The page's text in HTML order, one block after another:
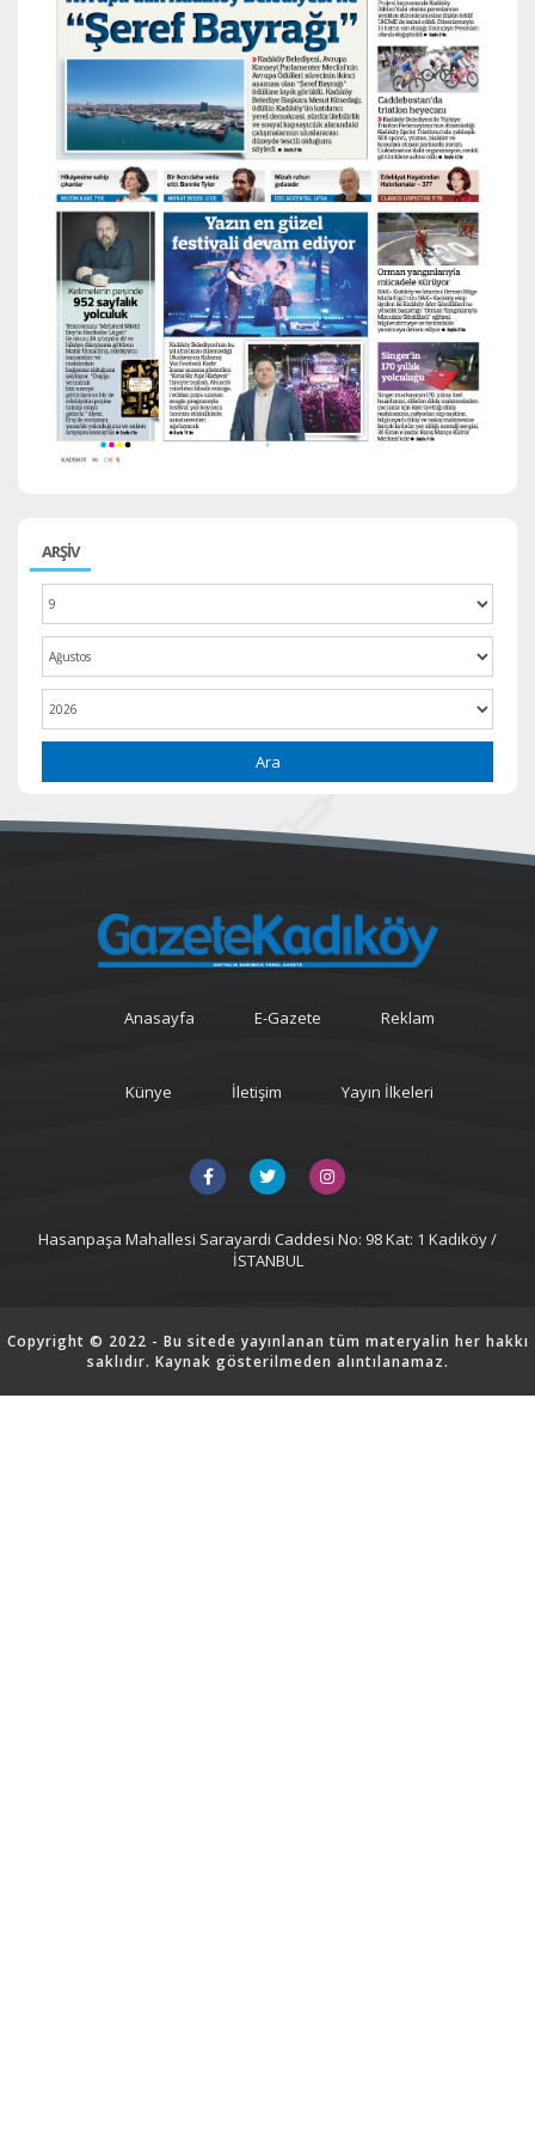
ARŞİV
Ara
Anasayfa E-Gazete Reklam
Künye İletişim Yayın İlkeleri
Hasanpaşa Mahallesi Sarayardi Caddesi No: 98 Kat: 1 Kadıköy /
İSTANBUL
Copyright © 2022 - Bu sitede yayınlanan tüm materyalin her hakkı
saklıdır. Kaynak gösterilmeden alıntılanamaz.